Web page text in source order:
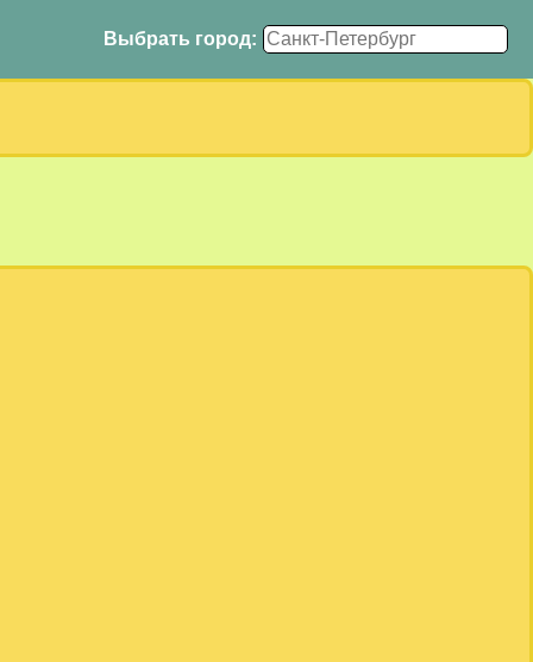
Выбрать город: